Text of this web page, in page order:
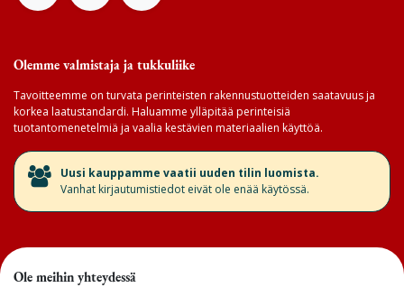
Olemme valmistaja ja tukkuliike
Tavoitteemme on turvata perinteisten rakennustuotteiden saatavuus ja
korkea laatustandardi. Haluamme ylläpitää perinteisiä
tuotantomenetelmiä ja vaalia kestävien materiaalien käyttöä.
​Uusi kauppamme vaatii uuden tilin luomista.
Vanhat kirjautumistiedot eivät ole enää käytössä.
Ole meihin yhteydessä